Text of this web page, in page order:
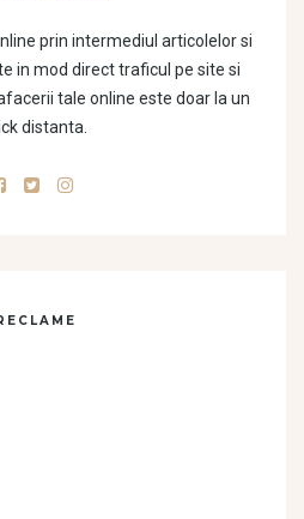
prin intermediul articolelor si
in mod direct traficul pe site si
tale online este doar la un
distanta.